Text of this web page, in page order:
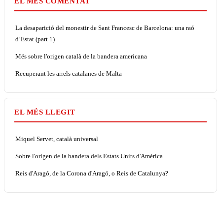
La desaparició del monestir de Sant Francesc de Barcelona: una raó
d’Estat (part 1)
Més sobre l'origen català de la bandera americana
Recuperant les arrels catalanes de Malta
EL MÉS LLEGIT
Miquel Servet, català universal
Sobre l'origen de la bandera dels Estats Units d'Amèrica
Reis d'Aragó, de la Corona d'Aragó, o Reis de Catalunya?